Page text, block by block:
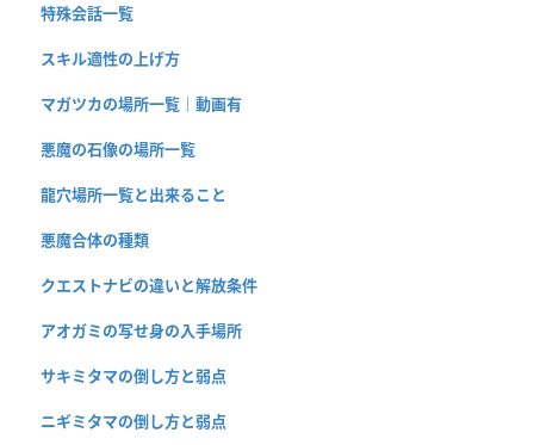
特殊会話一覧
スキル適性の上げ方
マガツカの場所一覧｜動画有
悪魔の石像の場所一覧
龍穴場所一覧と出来ること
悪魔合体の種類
クエストナビの違いと解放条件
アオガミの写せ身の入手場所
サキミタマの倒し方と弱点
ニギミタマの倒し方と弱点